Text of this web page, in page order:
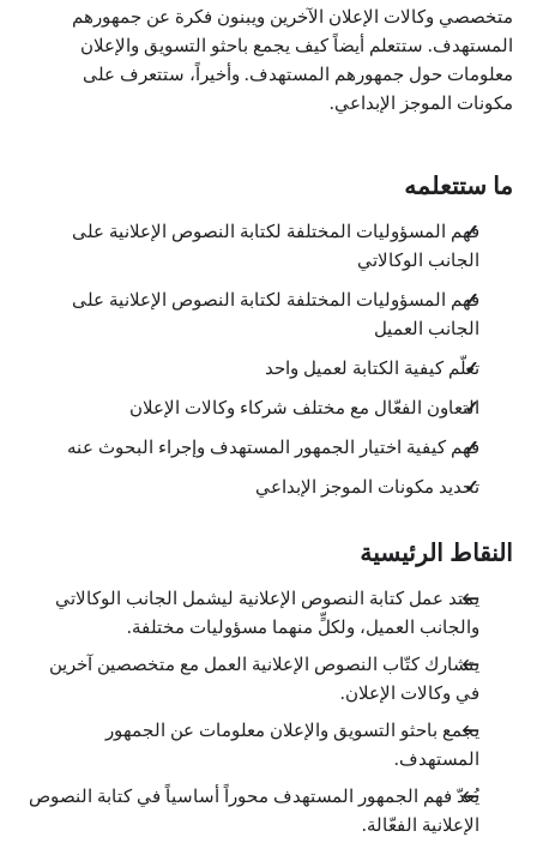
متخصصي وكالات الإعلان الآخرين ويبنون فكرة عن جمهورهم
المستهدف. ستتعلم أيضاً كيف يجمع باحثو التسويق والإعلان
معلومات حول جمهورهم المستهدف. وأخيراً، ستتعرف على
مكونات الموجز الإبداعي.
ما ستتعلمه
فهم المسؤوليات المختلفة لكتابة النصوص الإعلانية على
الجانب الوكالاتي
فهم المسؤوليات المختلفة لكتابة النصوص الإعلانية على
الجانب العميل
تعلّم كيفية الكتابة لعميل واحد
التعاون الفعّال مع مختلف شركاء وكالات الإعلان
فهم كيفية اختيار الجمهور المستهدف وإجراء البحوث عنه
تحديد مكونات الموجز الإبداعي
النقاط الرئيسية
يمتد عمل كتابة النصوص الإعلانية ليشمل الجانب الوكالاتي
والجانب العميل، ولكلٍّ منهما مسؤوليات مختلفة.
يتشارك كتّاب النصوص الإعلانية العمل مع متخصصين آخرين
في وكالات الإعلان.
يجمع باحثو التسويق والإعلان معلومات عن الجمهور
المستهدف.
يُعدّ فهم الجمهور المستهدف محوراً أساسياً في كتابة النصوص
الإعلانية الفعّالة.